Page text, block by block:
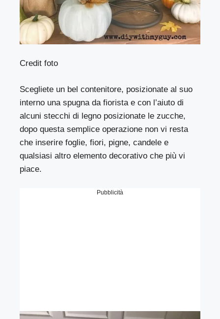
Credit foto
Scegliete un bel contenitore, posizionate al suo
interno una spugna da fiorista e con l’aiuto di
alcuni stecchi di legno posizionate le zucche,
dopo questa semplice operazione non vi resta
che inserire foglie, fiori, pigne, candele e
qualsiasi altro elemento decorativo che più vi
piace.
Pubblicità